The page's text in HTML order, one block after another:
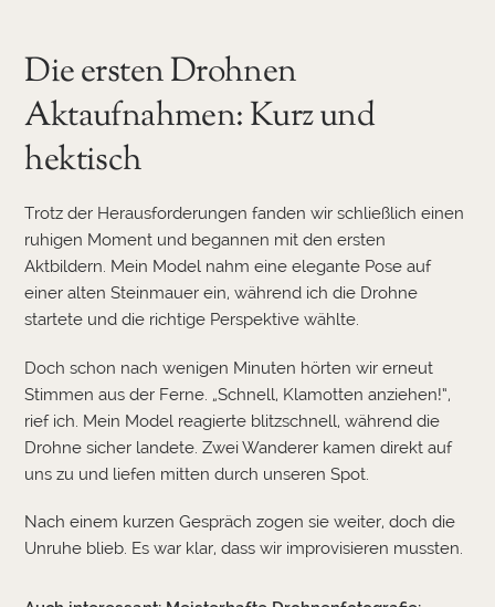
Die ersten Drohnen
Aktaufnahmen: Kurz und
hektisch
Trotz der Herausforderungen fanden wir schließlich einen
ruhigen Moment und begannen mit den ersten
Aktbildern. Mein Model nahm eine elegante Pose auf
einer alten Steinmauer ein, während ich die Drohne
startete und die richtige Perspektive wählte.
Doch schon nach wenigen Minuten hörten wir erneut
Stimmen aus der Ferne. „Schnell, Klamotten anziehen!“,
rief ich. Mein Model reagierte blitzschnell, während die
Drohne sicher landete. Zwei Wanderer kamen direkt auf
uns zu und liefen mitten durch unseren Spot.
Nach einem kurzen Gespräch zogen sie weiter, doch die
Unruhe blieb. Es war klar, dass wir improvisieren mussten.